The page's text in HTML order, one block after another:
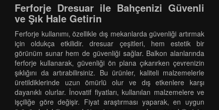
Ferforje Dresuar ile Bahçenizi Güvenli
ve Şık Hale Getirin
Ferforje kullanımı, özellikle dış mekanlarda güvenliği artırmak
için oldukça etkilidir. dresuar çeşitleri, hem estetik bir
görünüm sunar hem de güvenliği sağlar. Balkon alanlarında
ferforje kullanarak, güvenliği ön plana çıkarırken çevrenizin
şıklığını da artırabilirsiniz. Bu ürünler, kaliteli malzemelerle
üretildiklerinde uzun ömürlü olur ve dış etkenlere karşı
dayanıklı olurlar. İnovatif fiyatları, kullanılan malzemelere ve
işçiliğe göre değişir. Fiyat araştırması yaparak, en uygun